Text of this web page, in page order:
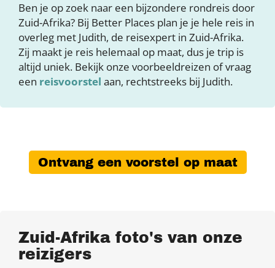
Ben je op zoek naar een bijzondere rondreis door
Zuid-Afrika? Bij Better Places plan je je hele reis in
overleg met Judith, de reisexpert in Zuid-Afrika.
Zij maakt je reis helemaal op maat, dus je trip is
altijd uniek. Bekijk onze voorbeeldreizen of vraag
een reisvoorstel aan, rechtstreeks bij Judith.
Ontvang een voorstel op maat
Zuid-Afrika foto's van onze
reizigers